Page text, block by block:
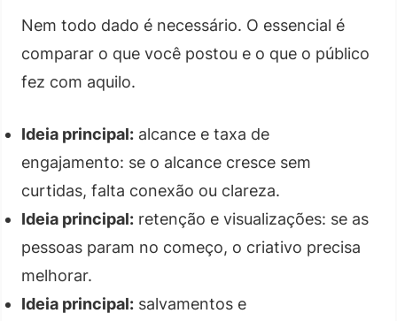
Nem todo dado é necessário. O essencial é
comparar o que você postou e o que o público
fez com aquilo.
Ideia principal: alcance e taxa de
engajamento: se o alcance cresce sem
curtidas, falta conexão ou clareza.
Ideia principal: retenção e visualizações: se as
pessoas param no começo, o criativo precisa
melhorar.
Ideia principal: salvamentos e